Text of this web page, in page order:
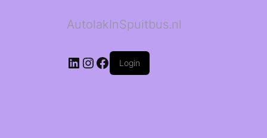
AutolakInSpuitbus.nl
LinkedIn
Instagram
Facebook
Login